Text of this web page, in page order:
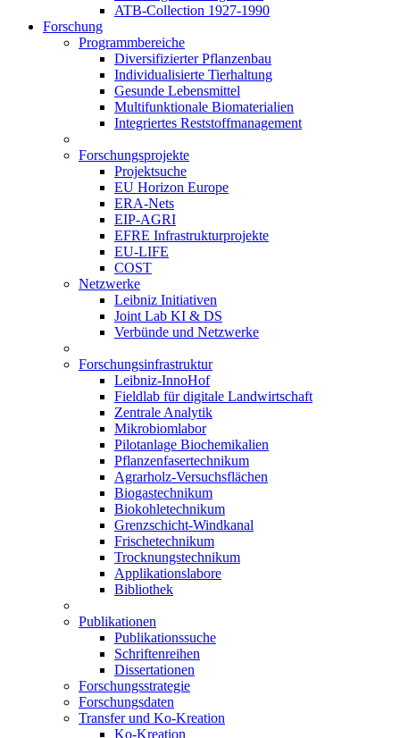
ATB-Collection 1927-1990
Forschung
Programmbereiche
Diversifizierter Pflanzenbau
Individualisierte Tierhaltung
Gesunde Lebensmittel
Multifunktionale Biomaterialien
Integriertes Reststoffmanagement
Forschungsprojekte
Projektsuche
EU Horizon Europe
ERA-Nets
EIP-AGRI
EFRE Infrastrukturprojekte
EU-LIFE
COST
Netzwerke
Leibniz Initiativen
Joint Lab KI & DS
Verbünde und Netzwerke
Forschungsinfrastruktur
Leibniz-InnoHof
Fieldlab für digitale Landwirtschaft
Zentrale Analytik
Mikrobiomlabor
Pilotanlage Biochemikalien
Pflanzenfasertechnikum
Agrarholz-Versuchsflächen
Biogastechnikum
Biokohletechnikum
Grenzschicht-Windkanal
Frischetechnikum
Trocknungstechnikum
Applikationslabore
Bibliothek
Publikationen
Publikationssuche
Schriftenreihen
Dissertationen
Forschungsstrategie
Forschungsdaten
Transfer und Ko-Kreation
Ko-Kreation